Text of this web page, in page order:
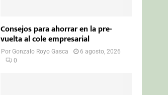
Consejos para ahorrar en la pre-
vuelta al cole empresarial
PorGonzalo Royo Gasca
6 agosto, 2026
0